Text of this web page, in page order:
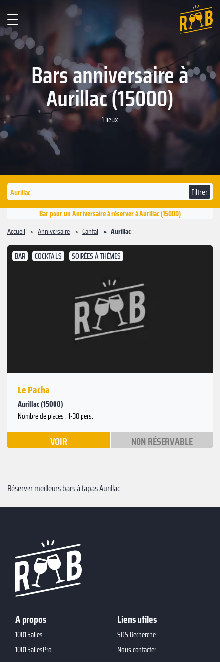
Bars anniversaire à
Aurillac (15000)
1 lieux
Filtrer
Bar pour un Anniversaire à réserver à Aurillac (15000)
Accueil
Anniversaire Cantal Aurillac
BAR COCKTAILS SOIRÉES À THÈMES
Le Pacha
Aurillac (15000)
Nombre de places : 1-30 pers.
VOIR NON RÉSERVABLE
Réserver meilleurs bars à tapas Aurillac
A propos
1001 Salles
1001 SallesPro
Liens utiles
SOS Recherche
Nous contacter